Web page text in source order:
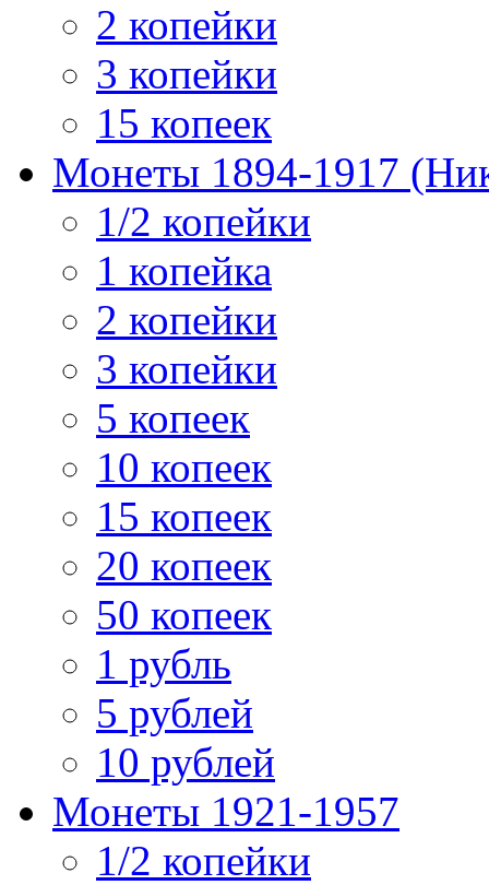
2 копейки
3 копейки
15 копеек
Монеты 1894-1917
1/2 копейки
1 копейка
2 копейки
3 копейки
5 копеек
10 копеек
15 копеек
20 копеек
50 копеек
1 рубль
5 рублей
10 рублей
Монеты 1921-1957
1/2 копейки